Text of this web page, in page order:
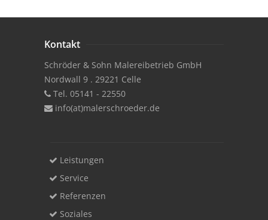
Kontakt
Schröder & Sohn Malereibetrieb GmbH
Nordwall 9 . 29221 Celle
Tel. 05141 - 22550
info(at)malerschroeder.de
Leistungen
Service
Referenzen
Soziales